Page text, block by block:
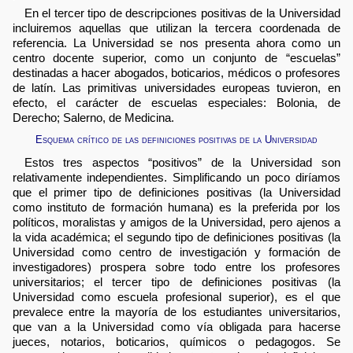
En el tercer tipo de descripciones positivas de la Universidad
incluiremos aquellas que utilizan la tercera coordenada de
referencia. La Universidad se nos presenta ahora como un
centro docente superior, como un conjunto de “escuelas”
destinadas a hacer abogados, boticarios, médicos o profesores
de latín. Las primitivas universidades europeas tuvieron, en
efecto, el carácter de escuelas especiales: Bolonia, de
Derecho; Salerno, de Medicina.
Esquema crítico de las definiciones positivas de la Universidad
Estos tres aspectos “positivos” de la Universidad son
relativamente independientes. Simplificando un poco diríamos
que el primer tipo de definiciones positivas (la Universidad
como instituto de formación humana) es la preferida por los
políticos, moralistas y amigos de la Universidad, pero ajenos a
la vida académica; el segundo tipo de definiciones positivas (la
Universidad como centro de investigación y formación de
investigadores) prospera sobre todo entre los profesores
universitarios; el tercer tipo de definiciones positivas (la
Universidad como escuela profesional superior), es el que
prevalece entre la mayoría de los estudiantes universitarios,
que van a la Universidad como vía obligada para hacerse
jueces, notarios, boticarios, químicos o pedagogos. Se